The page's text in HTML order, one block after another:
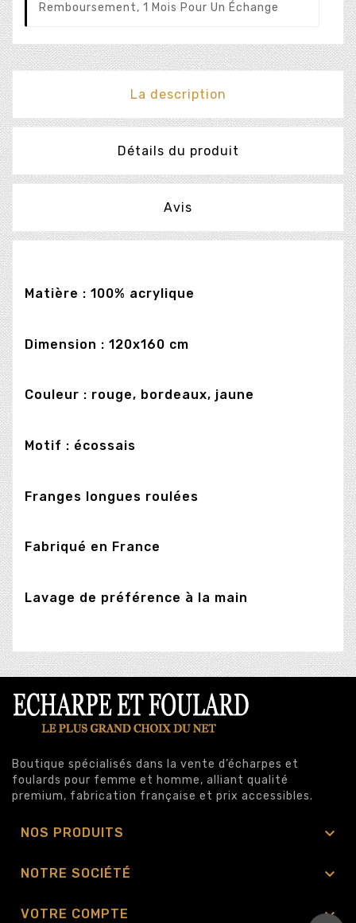
Remboursement, 1 Mois Pour Un Échange
La description
Détails du produit
Avis
Matière : 100% acrylique
Dimension : 120x160 cm
Couleur : rouge, bordeaux, jaune
Motif : écossais
Franges longues roulées
Fabriqué en France
Lavage de préférence à la main
Boutique spécialisés dans la vente d’écharpes et
foulards pour femme et homme, alliant qualité
premium, fabrication française et prix accessibles.
NOS PRODUITS 
NOTRE SOCIÉTÉ 
VOTRE COMPTE 